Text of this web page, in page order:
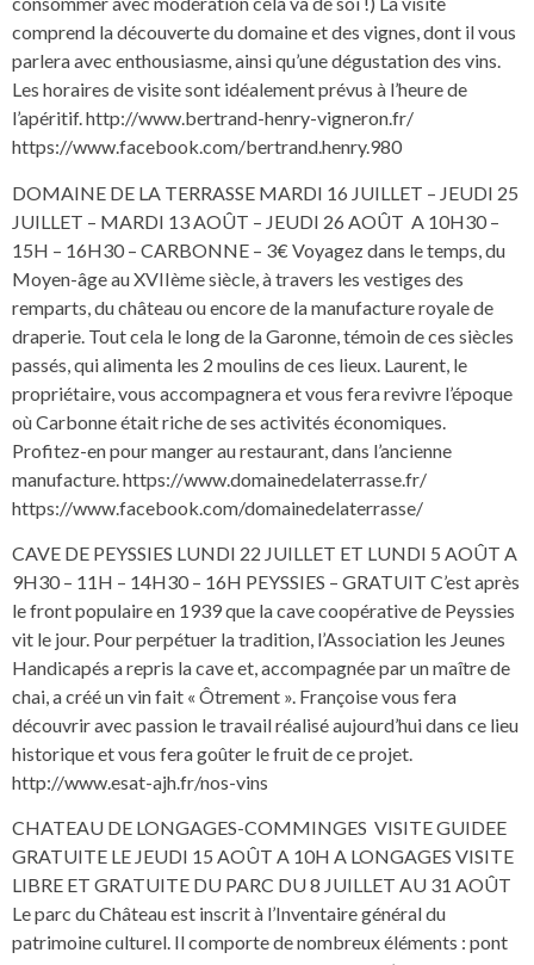
comprend la découverte du domaine et des vignes, dont il vous
parlera avec enthousiasme, ainsi qu’une dégustation des vins.
Les horaires de visite sont idéalement prévus à l’heure de
l’apéritif. http://www.bertrand-henry-vigneron.fr/
https://www.facebook.com/bertrand.henry.980
DOMAINE DE LA TERRASSE MARDI 16 JUILLET – JEUDI 25
JUILLET – MARDI 13 AOÛT – JEUDI 26 AOÛT A 10H30 –
15H – 16H30 – CARBONNE – 3€ Voyagez dans le temps, du
Moyen-âge au XVIIème siècle, à travers les vestiges des
remparts, du château ou encore de la manufacture royale de
draperie. Tout cela le long de la Garonne, témoin de ces siècles
passés, qui alimenta les 2 moulins de ces lieux. Laurent, le
propriétaire, vous accompagnera et vous fera revivre l’époque
où Carbonne était riche de ses activités économiques.
Profitez-en pour manger au restaurant, dans l’ancienne
manufacture. https://www.domainedelaterrasse.fr/
https://www.facebook.com/domainedelaterrasse/
CAVE DE PEYSSIES LUNDI 22 JUILLET ET LUNDI 5 AOÛT A
9H30 – 11H – 14H30 – 16H PEYSSIES – GRATUIT C’est après
le front populaire en 1939 que la cave coopérative de Peyssies
vit le jour. Pour perpétuer la tradition, l’Association les Jeunes
Handicapés a repris la cave et, accompagnée par un maître de
chai, a créé un vin fait « Ôtrement ». Françoise vous fera
découvrir avec passion le travail réalisé aujourd’hui dans ce lieu
historique et vous fera goûter le fruit de ce projet.
http://www.esat-ajh.fr/nos-vins
CHATEAU DE LONGAGES-COMMINGES VISITE GUIDEE
GRATUITE LE JEUDI 15 AOÛT A 10H A LONGAGES VISITE
LIBRE ET GRATUITE DU PARC DU 8 JUILLET AU 31 AOÛT
Le parc du Château est inscrit à l’Inventaire général du
patrimoine culturel. Il comporte de nombreux éléments : pont